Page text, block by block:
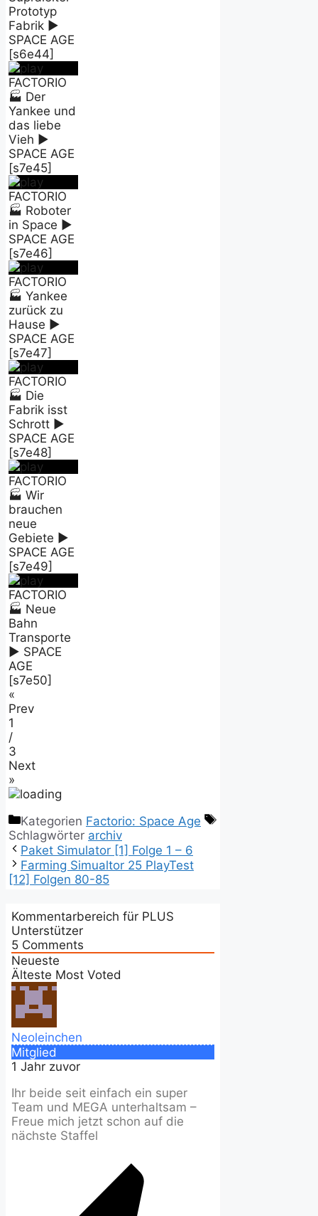
Prototyp
Fabrik ►
SPACE AGE
[s6e44]
FACTORIO
🏭 Der
Yankee und
das liebe
Vieh ►
SPACE AGE
[s7e45]
FACTORIO
🏭 Roboter
in Space ►
SPACE AGE
[s7e46]
FACTORIO
🏭 Yankee
zurück zu
Hause ►
SPACE AGE
[s7e47]
FACTORIO
🏭 Die
Fabrik isst
Schrott ►
SPACE AGE
[s7e48]
FACTORIO
🏭 Wir
brauchen
neue
Gebiete ►
SPACE AGE
[s7e49]
FACTORIO
🏭 Neue
Bahn
Transporte
► SPACE
AGE
[s7e50]
«
Prev
1
/
3
Next
»
Kategorien Factorio: Space Age
Schlagwörter archiv
Paket Simulator [1] Folge 1 – 6
Farming Simualtor 25 PlayTest
[12] Folgen 80-85
Kommentarbereich für PLUS
Unterstützer
5 Comments
Neueste
Älteste Most Voted
Neoleinchen
Mitglied
1 Jahr zuvor
Ihr beide seit einfach ein super
Team und MEGA unterhaltsam –
Freue mich jetzt schon auf die
nächste Staffel